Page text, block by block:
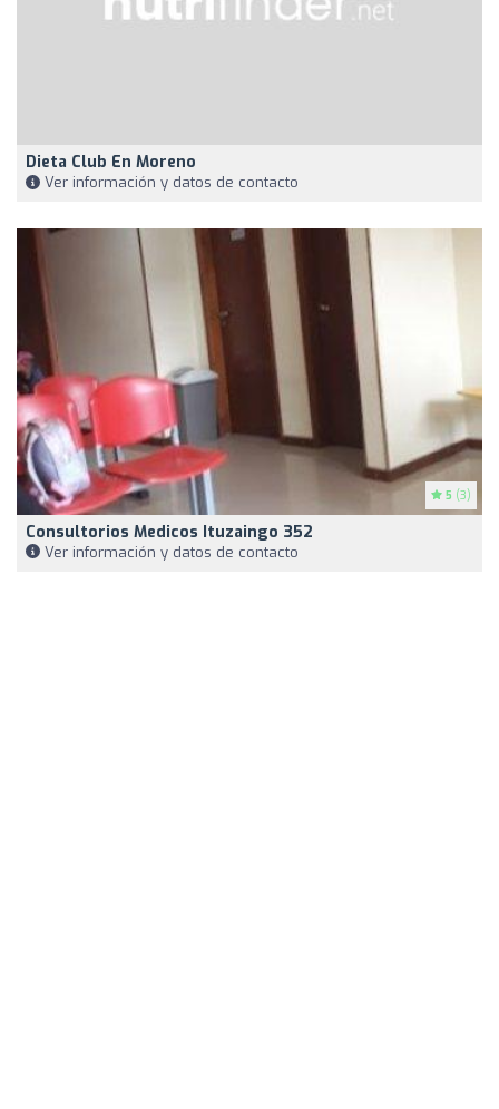
Dieta Club En Moreno
Ver información y datos de contacto
5 (3)
Consultorios Medicos Ituzaingo 352
Ver información y datos de contacto